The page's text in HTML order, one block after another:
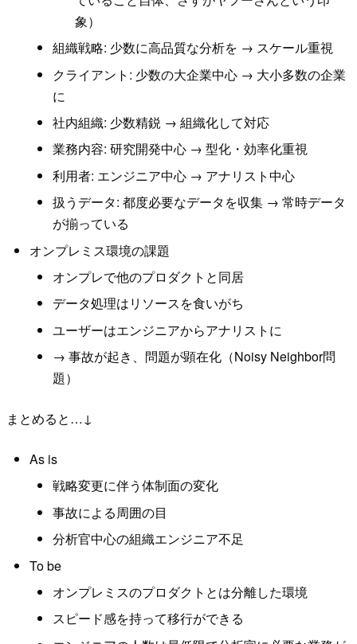
象）
組織戦略: 少数に高品質な分析を → スケール重視
クライアント: 少数の大企業中心 → 大小多数の企業
に
社内組織: 少数精鋭 → 組織化して対応
業務内容: 研究開発中心 → 型化・効率化重視
利用者: エンジニア中心 → アナリスト中心
扱うデータ: 都度必要なデータを収集 → 常時データ
が揃っている
オンプレミス環境の課題
オンプレで他のプロダクトと同居
データ処理はリソースを食いがち
ユーザーはエンジニアからアナリストに
→ 事故が起き、問題が顕在化（Noisy Neighbor問
題）
まとめると…↓
As is
戦略変更に伴う体制面の変化
事故による周囲の目
分析官中心の組織エンジニア不足
To be
オンプレミスのプロダクトとは分離した環境
スピード感を持って移行ができる